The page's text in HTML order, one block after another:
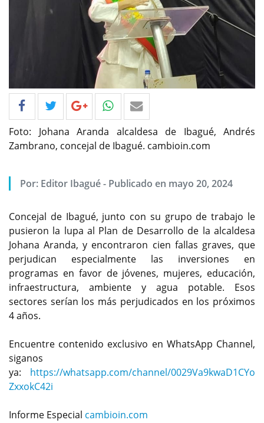
Foto: Johana Aranda alcaldesa de Ibagué, Andrés
Zambrano, concejal de Ibagué. cambioin.com
Por: Editor Ibagué - Publicado en mayo 20, 2024
Concejal de Ibagué, junto con su grupo de trabajo le
pusieron la lupa al Plan de Desarrollo de la alcaldesa
Johana Aranda, y encontraron cien fallas graves, que
perjudican especialmente las inversiones en
programas en favor de jóvenes, mujeres, educación,
infraestructura, ambiente y agua potable. Esos
sectores serían los más perjudicados en los próximos
4 años.
Encuentre contenido exclusivo en WhatsApp Channel,
siganos
ya: https://whatsapp.com/channel/0029Va9kwaD1CYo
ZxxokC42i
Informe Especial cambioin.com